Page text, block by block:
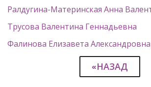
Ралдугина-Материнская Анна
Трусова Валентина Геннадьевна
Фалинова Елизавета Александровна
«НАЗАД